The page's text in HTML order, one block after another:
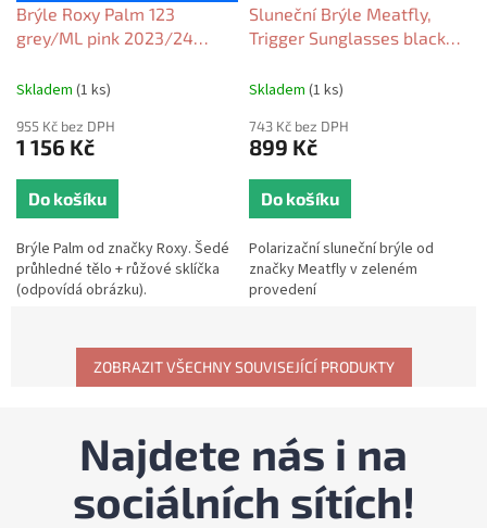
Brýle Roxy Palm 123
grey/ML pink 2023/24
Skladem (1 ks)
955 Kč bez DPH
1 156 Kč
Do košíku
Brýle Palm od značky Roxy. Šedé
průhledné tělo + růžové sklíčka
(odpovídá obrázku).
Sluneční Brýle Meatfly,
Trigger Sunglasses black
Skladem (1 ks)
743 Kč bez DPH
899 Kč
Do košíku
Polarizační sluneční brýle od
značky Meatfly v zeleném
provedení
ZOBRAZIT VŠECHNY SOUVISEJÍCÍ PRODUKTY
Najdete nás i na
sociálních sítích!